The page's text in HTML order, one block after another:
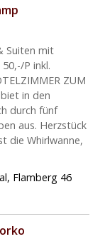
Suiten mit
P inkl.
ZUM
in den
durch fünf
aus. Herzstück
die Whirlwanne,
, Flamberg 46